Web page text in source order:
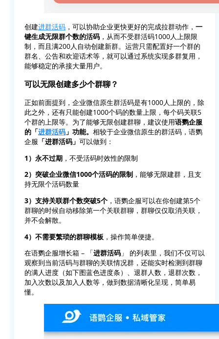
创建进群活码 ，可以协助企业更快更好的完成拉群动作， 一
键生成无限群个数的活码 ，从而不受群活码1000人上限限
制，而且满200人自动创建新群。运营只需配置好一个群的
群名、公告和欢迎话术等，就可以通过系统实现多群复用，
能够稳定的承接大量用户。
可以无限创建多少个群聊？
正如前面提到，企业微信原生群活码是有1000人上限的，除
此之外，还有只能创建1000个码的数量上限，每个码关联5
个群的上限等。为了能够无限创建群聊，建议使用语鹦企服
的「进群活码 」功能。 相较于企业微信原生的群活码，语鹦
企服 「进群活码」 可以做到：
1）永不过期 ，不受活码时效性的限制
2）突破企业微信1000个活码的限制 ，能够无限建群，且支
持无限个活码数量
3）支持关联群个数突破5个 ，语鹦企服可以在你创建第5个
群聊的时候自动移除第一个关联群聊，群聊仅仅取消关联，
并不会解散。
4）不需要繁琐的群聊模板 ，操作简单便捷。
在语鹦企服增长箱 – 「进群活码 」 的列表里，我们不仅可以
观察到当前活码与群聊的关联情况群，还能实时检测到群聊
的满人进度（如下图蓝色进度条）、退群人数，退群次数，
加入次数以及加入人数等，做到数据清晰化呈现，简单易
懂。